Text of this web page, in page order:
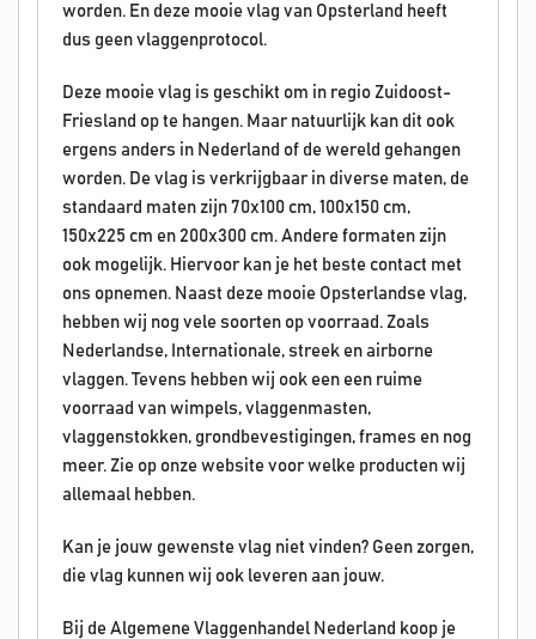
worden. En deze mooie vlag van Opsterland heeft
dus geen vlaggenprotocol.
Deze mooie vlag is geschikt om in regio Zuidoost-
Friesland op te hangen. Maar natuurlijk kan dit ook
ergens anders in Nederland of de wereld gehangen
worden. De vlag is verkrijgbaar in diverse maten, de
standaard maten zijn 70x100 cm, 100x150 cm,
150x225 cm en 200x300 cm. Andere formaten zijn
ook mogelijk. Hiervoor kan je het beste contact met
ons opnemen. Naast deze mooie Opsterlandse vlag,
hebben wij nog vele soorten op voorraad. Zoals
Nederlandse, Internationale, streek en airborne
vlaggen. Tevens hebben wij ook een een ruime
voorraad van wimpels, vlaggenmasten,
vlaggenstokken, grondbevestigingen, frames en nog
meer. Zie op onze website voor welke producten wij
allemaal hebben.
Kan je jouw gewenste vlag niet vinden? Geen zorgen,
die vlag kunnen wij ook leveren aan jouw.
Bij de Algemene Vlaggenhandel Nederland koop je